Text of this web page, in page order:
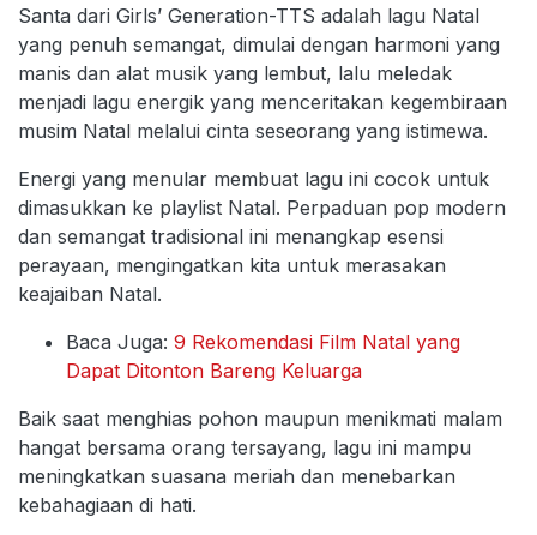
Santa dari Girls’ Generation-TTS adalah lagu Natal
yang penuh semangat, dimulai dengan harmoni yang
manis dan alat musik yang lembut, lalu meledak
menjadi lagu energik yang menceritakan kegembiraan
musim Natal melalui cinta seseorang yang istimewa.
Energi yang menular membuat lagu ini cocok untuk
dimasukkan ke playlist Natal. Perpaduan pop modern
dan semangat tradisional ini menangkap esensi
perayaan, mengingatkan kita untuk merasakan
keajaiban Natal.
Baca Juga: 9 Rekomendasi Film Natal yang
Dapat Ditonton Bareng Keluarga
Baik saat menghias pohon maupun menikmati malam
hangat bersama orang tersayang, lagu ini mampu
meningkatkan suasana meriah dan menebarkan
kebahagiaan di hati.